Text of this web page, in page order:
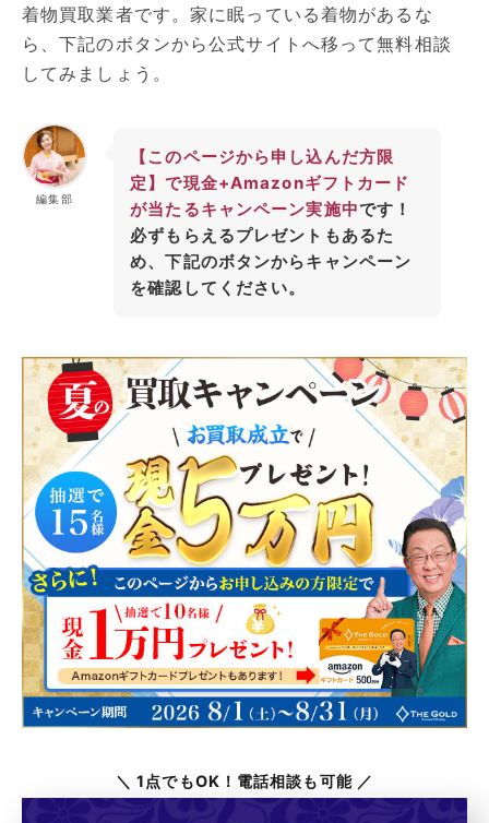
着物買取業者です。家に眠っている着物があるな
ら、下記のボタンから公式サイトへ移って無料相談
してみましょう。
編集部
【このページから申し込んだ方限
定】で現金+Amazonギフトカード
が当たるキャンペーン実施中です！
必ずもらえるプレゼントもあるた
め、下記のボタンからキャンペーン
を確認してください。
＼ 1点でもOK！電話相談も可能 ／